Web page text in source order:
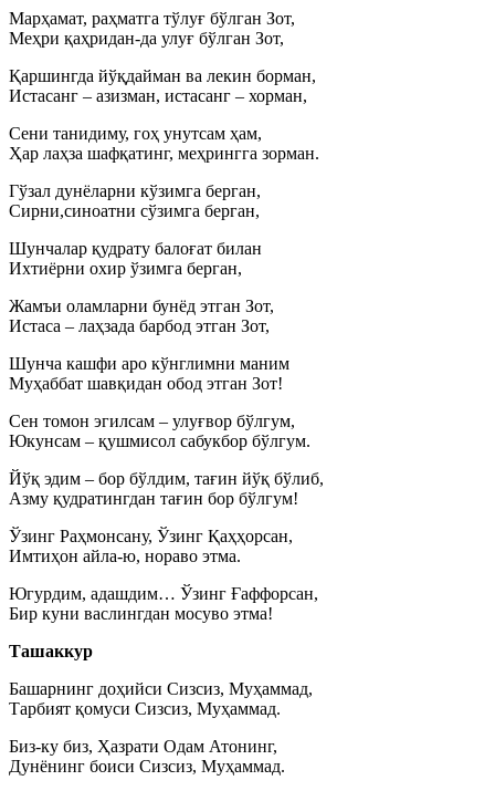
Марҳамат, раҳматга тўлуғ бўлган Зот,
Меҳри қаҳридан-да улуғ бўлган Зот,
Қаршингда йўқдайман ва лекин борман,
Истасанг – азизман, истасанг – хорман,
Сени танидиму, гоҳ унутсам ҳам,
Ҳар лаҳза шафқатинг, меҳрингга зорман.
Гўзал дунёларни кўзимга берган,
Сирни,синоатни сўзимга берган,
Шунчалар қудрату балоғат билан
Ихтиёрни охир ўзимга берган,
Жамъи оламларни бунёд этган Зот,
Истаса – лаҳзада барбод этган Зот,
Шунча кашфи аро кўнглимни маним
Муҳаббат шавқидан обод этган Зот!
Сен томон эгилсам – улуғвор бўлгум,
Юкунсам – қушмисол сабукбор бўлгум.
Йўқ эдим – бор бўлдим, тағин йўқ бўлиб,
Азму қудратингдан тағин бор бўлгум!
Ўзинг Раҳмонсану, Ўзинг Қаҳҳорсан,
Имтиҳон айла-ю, нораво этма.
Югурдим, адашдим… Ўзинг Ғаффорсан,
Бир куни васлингдан мосуво этма!
Ташаккур
Башарнинг доҳийси Сизсиз, Муҳаммад,
Тарбият қомуси Сизсиз, Муҳаммад.
Биз-ку биз, Ҳазрати Одам Атонинг,
Дунёнинг боиси Сизсиз, Муҳаммад.